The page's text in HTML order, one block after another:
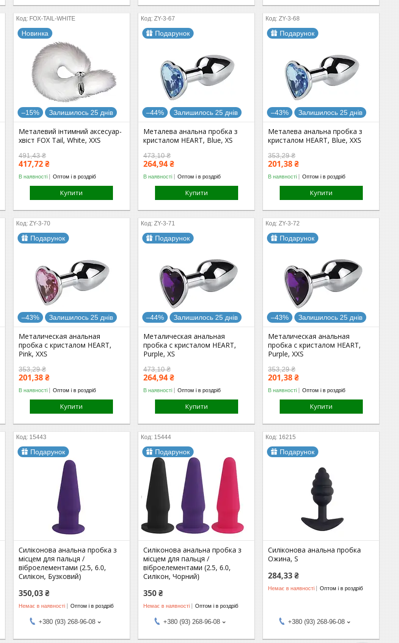
FOX-TAIL-WHITE
Новинка
–15% Залишилось 25 днів
Металевий інтимний аксесуар-
хвіст FOX Tail, White, XXS
491,43 ₴
417,72 ₴
В наявності Оптом і в роздріб
Купити
ZY-3-67
Подарунок
–44% Залишилось 25 днів
Металева анальна пробка з
кристалом HEART, Blue, XS
473,10 ₴
264,94 ₴
В наявності Оптом і в роздріб
Купити
ZY-3-68
Подарунок
–43% Залишилось 25 днів
Металева анальна пробка з
кристалом HEART, Blue, XXS
353,29 ₴
201,38 ₴
В наявності Оптом і в роздріб
Купити
ZY-3-70
Подарунок
–43% Залишилось 25 днів
Металическая анальная
пробка с кристалом HEART,
Pink, XXS
353,29 ₴
201,38 ₴
В наявності Оптом і в роздріб
Купити
ZY-3-71
Подарунок
–44% Залишилось 25 днів
Металическая анальная
пробка с кристалом HEART,
Purple, XS
473,10 ₴
264,94 ₴
В наявності Оптом і в роздріб
Купити
ZY-3-72
Подарунок
–43% Залишилось 25 днів
Металическая анальная
пробка с кристалом HEART,
Purple, XXS
353,29 ₴
201,38 ₴
В наявності Оптом і в роздріб
Купити
15443
Подарунок
Силіконова анальна пробка з
місцем для пальця /
віброелементами (2.5, 6.0,
Силікон, Бузковий)
350,03 ₴
Немає в наявності Оптом і в роздріб
+380 (93) 268-96-08
15444
Подарунок
Силіконова анальна пробка з
місцем для пальця /
віброелементами (2.5, 6.0,
Силікон, Чорний)
350 ₴
Немає в наявності Оптом і в роздріб
+380 (93) 268-96-08
16215
Подарунок
Силіконова анальна пробка
Ожина, S
284,33 ₴
Немає в наявності Оптом і в роздріб
+380 (93) 268-96-08